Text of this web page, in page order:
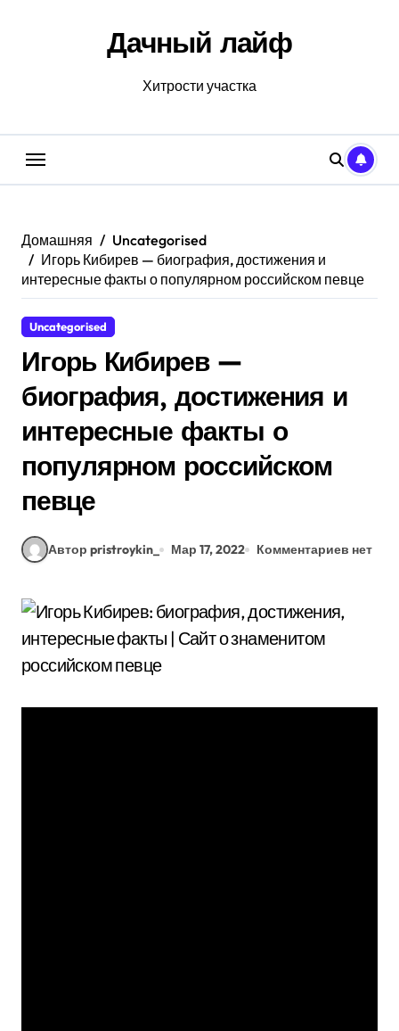
Дачный лайф
Хитрости участка
Домашняя
Uncategorised
Игорь Кибирев — биография, достижения и
интересные факты о популярном российском певце
Uncategorised
Игорь Кибирев —
биография, достижения и
интересные факты о
популярном российском
певце
Автор pristroykin_ Мар 17, 2022 Комментариев нет